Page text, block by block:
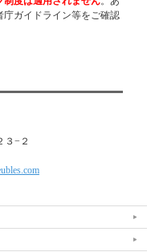
庁ガイドライン等をご確認
３−２